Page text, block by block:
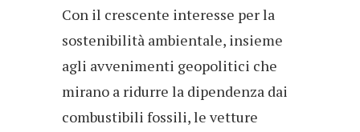
Con il crescente interesse per la
sostenibilità ambientale, insieme
agli avvenimenti geopolitici che
mirano a ridurre la dipendenza dai
combustibili fossili, le vetture